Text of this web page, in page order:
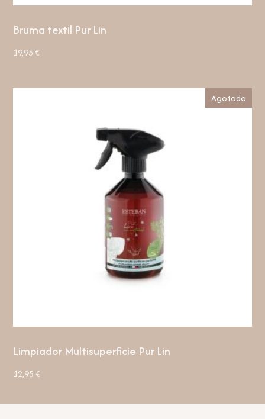
Bruma textil Pur Lin
19,95 €
Limpiador Multisuperficie Pur Lin
12,95 €
Agotado